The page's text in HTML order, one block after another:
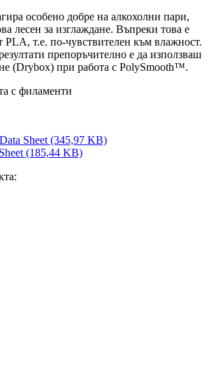
особено добре на алкохолни пари,
лесен за изглаждане. Въпреки това е
PLA, т.е. по-чувствителен към влажност.
препоръчително е да използваш
(Drybox) при работа с PolySmooth™.
с филаменти
Sheet (345,97 KB)
(185,44 KB)